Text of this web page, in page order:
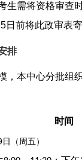
生需将资格审查
日 前将此政审表
排
，本中心分批组
时间
日（周五）